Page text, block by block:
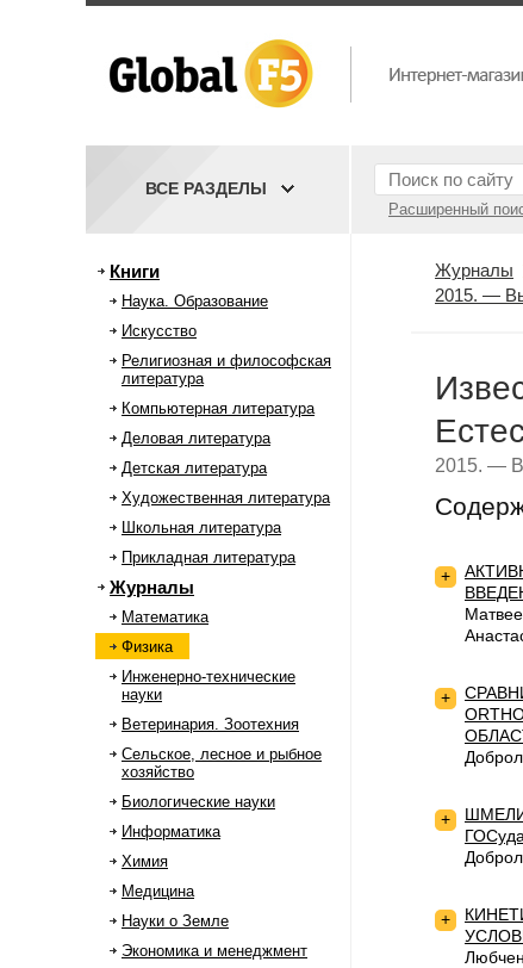
Расширенный
ВСЕ РАЗДЕЛЫ
Книги
Наука. Образование
Искусство
Религиозная и философская
литература
Компьютерная литература
Деловая литература
Детская литература
Художественная литература
Школьная литература
Прикладная литература
Журналы
Математика
Физика
Инженерно-технические
науки
Ветеринария. Зоотехния
Сельское, лесное и рыбное
хозяйство
Биологические науки
Информатика
Химия
Медицина
Науки о Земле
Экономика и менеджмент
Журналы
2015. —
2015. —
+
+
+
ШМЕЛИ
+